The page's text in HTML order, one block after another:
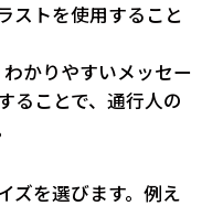
ストを使用すること
わかりやすいメッセー
ることで、通行人の
ズを選びます。例え